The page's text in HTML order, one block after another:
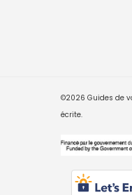
©2026 Guides de
écrite.